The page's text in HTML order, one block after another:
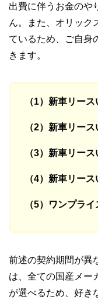
出費に伴うお金のや
ん。また、オリック
ているため、ご自身
きます。
（1）新車リー
（2）新車リー
（3）新車リー
（4）新車リー
（5）ワンプラ
前述の契約期間が異
は、全ての国産メー
が選べるため、好き